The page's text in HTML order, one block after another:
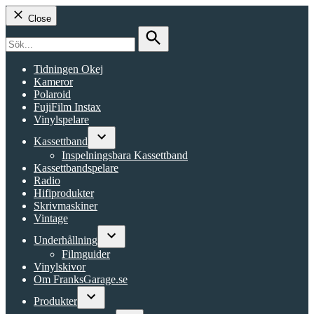
Close
for:
Search
Tidningen Okej
Kameror
Polaroid
FujiFilm Instax
Vinylspelare
Kassettband
Open
dropdown
menu
Inspelningsbara Kassettband
Kassettbandspelare
Radio
Hifiprodukter
Skrivmaskiner
Vintage
Underhållning
Open
Filmguider
Vinylskivor
Om FranksGarage.se
Produkter
Open